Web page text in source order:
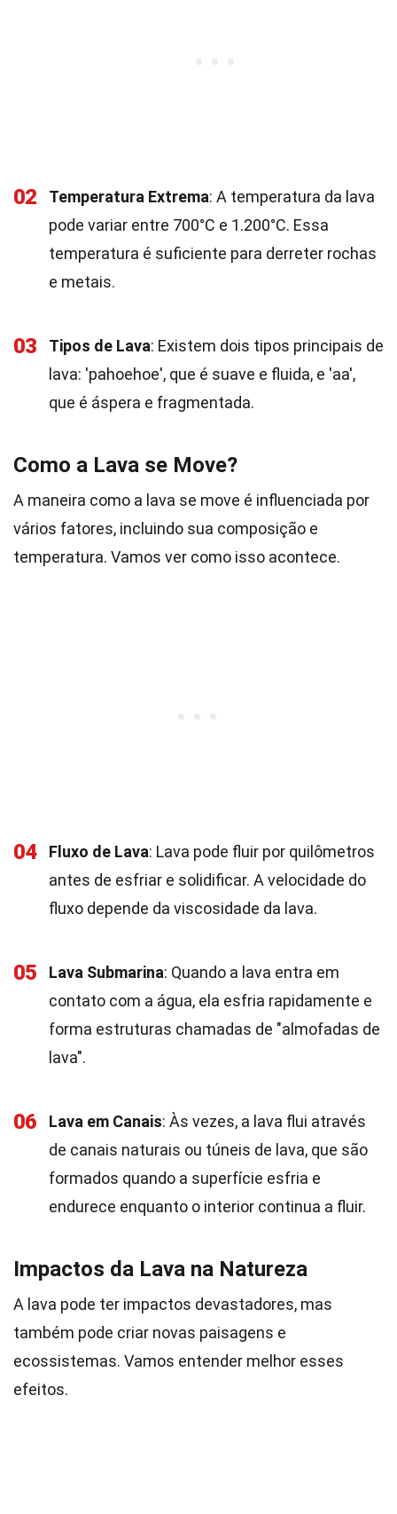
02 Temperatura Extrema: A temperatura da lava
pode variar entre 700°C e 1.200°C. Essa
temperatura é suficiente para derreter rochas
e metais.
03 Tipos de Lava: Existem dois tipos principais de
lava: 'pahoehoe', que é suave e fluida, e 'aa',
que é áspera e fragmentada.
Como a Lava se Move?
A maneira como a lava se move é influenciada por
vários fatores, incluindo sua composição e
temperatura. Vamos ver como isso acontece.
04 Fluxo de Lava: Lava pode fluir por quilômetros
antes de esfriar e solidificar. A velocidade do
fluxo depende da viscosidade da lava.
05 Lava Submarina: Quando a lava entra em
contato com a água, ela esfria rapidamente e
forma estruturas chamadas de "almofadas de
lava".
06 Lava em Canais: Às vezes, a lava flui através
de canais naturais ou túneis de lava, que são
formados quando a superfície esfria e
endurece enquanto o interior continua a fluir.
Impactos da Lava na Natureza
A lava pode ter impactos devastadores, mas
também pode criar novas paisagens e
ecossistemas. Vamos entender melhor esses
efeitos.